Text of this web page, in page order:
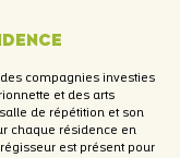
des compagnies investies
et des arts
de répétition et son
chaque résidence en
est présent pour